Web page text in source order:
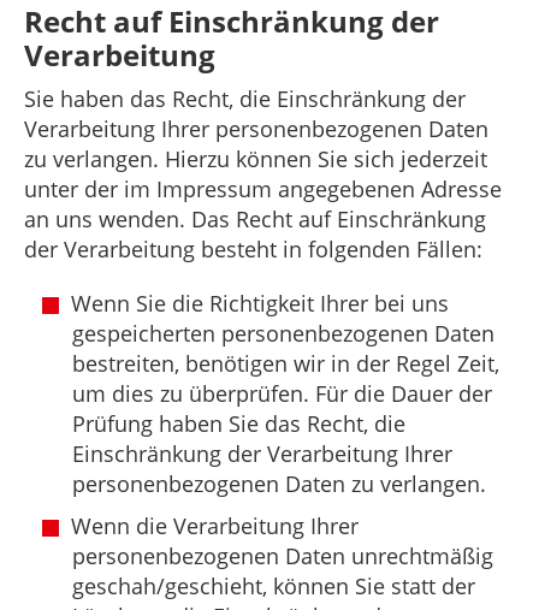
Recht auf Einschränkung der
Verarbeitung
Sie haben das Recht, die Einschränkung der
Verarbeitung Ihrer personenbezogenen Daten
zu verlangen. Hierzu können Sie sich jederzeit
unter der im Impressum angegebenen Adresse
an uns wenden. Das Recht auf Einschränkung
der Verarbeitung besteht in folgenden Fällen:
Wenn Sie die Richtigkeit Ihrer bei uns
gespeicherten personenbezogenen Daten
bestreiten, benötigen wir in der Regel Zeit,
um dies zu überprüfen. Für die Dauer der
Prüfung haben Sie das Recht, die
Einschränkung der Verarbeitung Ihrer
personenbezogenen Daten zu verlangen.
Wenn die Verarbeitung Ihrer
personenbezogenen Daten unrechtmäßig
geschah/geschieht, können Sie statt der